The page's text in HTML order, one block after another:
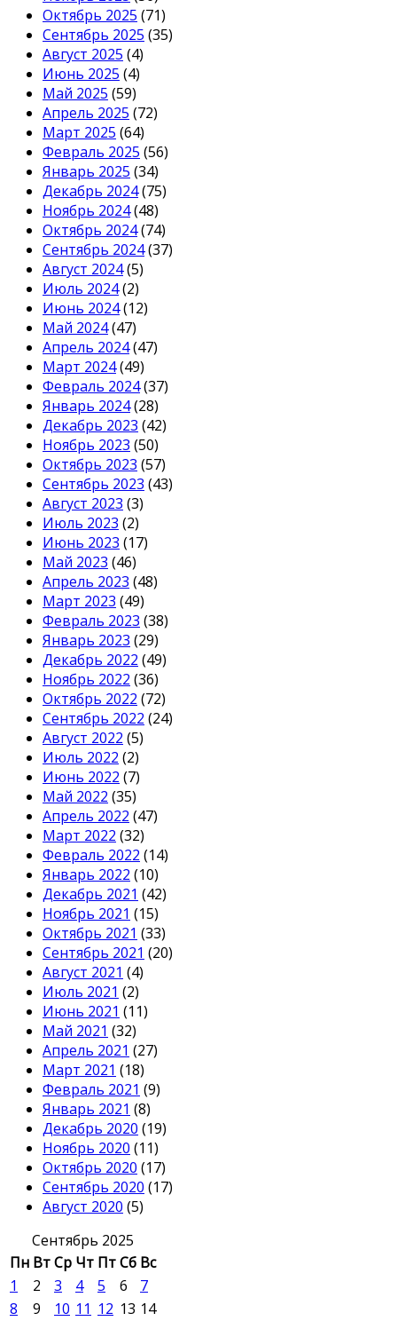
Октябрь 2025 (71)
Сентябрь 2025 (35)
Август 2025 (4)
Июнь 2025 (4)
Май 2025 (59)
Апрель 2025 (72)
Март 2025 (64)
Февраль 2025 (56)
Январь 2025 (34)
Декабрь 2024(75)
Ноябрь 2024(48)
Октябрь 2024(74)
Сентябрь 2024(37)
Август 2024(5)
Июль 2024(2)
Июнь 2024(12)
Май 2024(47)
Апрель 2024(47)
Март 2024(49)
Февраль 2024(37)
Январь 2024(28)
Декабрь 2023 (42)
Ноябрь 2023 (50)
Октябрь 2023 (57)
Сентябрь 2023 (43)
Август 2023 (3)
Июль 2023 (2)
Июнь 2023 (17)
Май 2023 (46)
Апрель 2023 (48)
Март 2023 (49)
Февраль 2023 (38)
Январь 2023 (29)
Декабрь 2022 (49)
Ноябрь 2022 (36)
Октябрь 2022 (72)
Сентябрь 2022 (24)
Август 2022 (5)
Июль 2022 (2)
Июнь 2022 (7)
Май 2022 (35)
Апрель 2022 (47)
Март 2022 (32)
Февраль 2022 (14)
Январь 2022 (10)
Декабрь 2021 (42)
Ноябрь 2021 (15)
Октябрь 2021 (33)
Сентябрь 2021 (20)
Август 2021 (4)
Июль 2021 (2)
Июнь 2021 (11)
Май 2021 (32)
Апрель 2021 (27)
Март 2021 (18)
Февраль 2021 (9)
Январь 2021 (8)
Декабрь 2020 (19)
Ноябрь 2020 (11)
Октябрь 2020 (17)
Сентябрь 2020 (17)
Август 2020 (5)
Сентябрь 2025
Пн ВтСр Чт ПтСб Вс
1
2 3 4 5 6
7
8
9 10 11 12 13 14